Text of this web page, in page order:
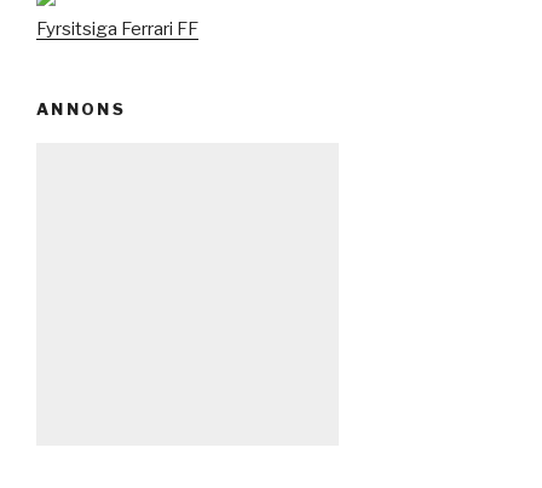
Fyrsitsiga Ferrari FF
ANNONS